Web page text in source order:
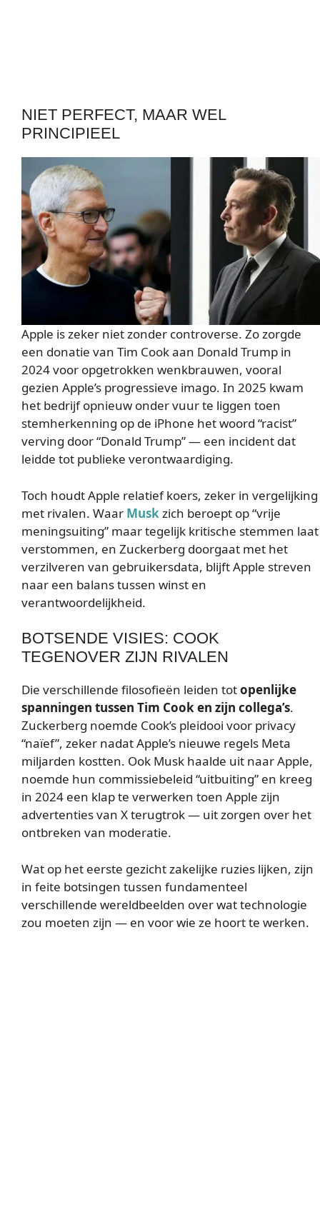
NIET PERFECT, MAAR WEL
PRINCIPIEEL
Apple is zeker niet zonder controverse. Zo zorgde
een donatie van Tim Cook aan Donald Trump in
2024 voor opgetrokken wenkbrauwen, vooral
gezien Apple’s progressieve imago. In 2025 kwam
het bedrijf opnieuw onder vuur te liggen toen
stemherkenning op de iPhone het woord “racist”
verving door “Donald Trump” — een incident dat
leidde tot publieke verontwaardiging.
Toch houdt Apple relatief koers, zeker in vergelijking
met rivalen. Waar Musk zich beroept op “vrije
meningsuiting” maar tegelijk kritische stemmen laat
verstommen, en Zuckerberg doorgaat met het
verzilveren van gebruikersdata, blijft Apple streven
naar een balans tussen winst en
verantwoordelijkheid.
BOTSENDE VISIES: COOK
TEGENOVER ZIJN RIVALEN
Die verschillende filosofieën leiden totopenlijke
spanningen tussen Tim Cook en zijn collega’s.
Zuckerberg noemde Cook’s pleidooi voor privacy
“naïef”, zeker nadat Apple’s nieuwe regels Meta
miljarden kostten. Ook Musk haalde uit naar Apple,
noemde hun commissiebeleid “uitbuiting” en kreeg
in 2024 een klap te verwerken toen Apple zijn
advertenties van X terugtrok — uit zorgen over het
ontbreken van moderatie.
Wat op het eerste gezicht zakelijke ruzies lijken, zijn
in feite botsingen tussen fundamenteel
verschillende wereldbeelden over wat technologie
zou moeten zijn — en voor wie ze hoort te werken.